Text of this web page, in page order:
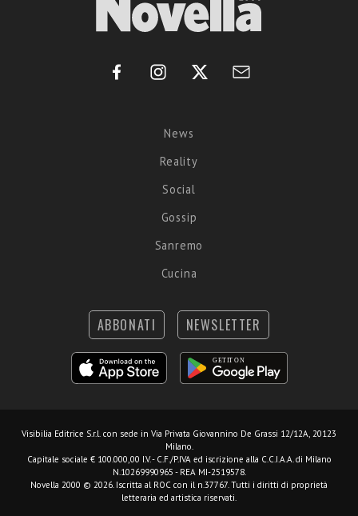
News
Reality
Social
Gossip
Sanremo
Cucina
ABBONATI NEWSLETTER
Visibilia Editrice S.r.l. con sede in Via Privata Giovannino De Grassi 12/12A, 20123
Milano.
Capitale sociale € 100.000,00 I.V. - C.F./P.IVA ed iscrizione alla C.C.I.A.A. di Milano
N.10269990965 - REA MI-2519578.
Novella 2000 © 2026. Iscritta al ROC con il n.37767. Tutti i diritti di proprietà
letteraria ed artistica riservati.